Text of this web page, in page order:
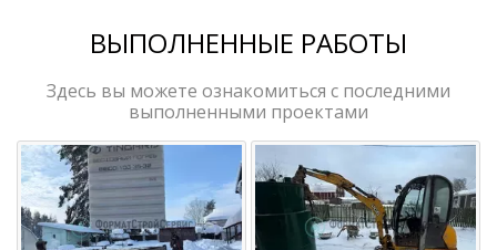
ВЫПОЛНЕННЫЕ РАБОТЫ
Здесь вы можете ознакомиться с последними
выполненными проектами